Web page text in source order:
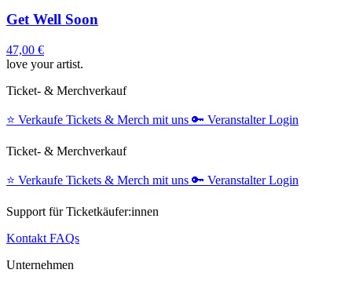
Get Well Soon
47,00 €
love your artist.
Ticket- & Merchverkauf
⭐️ Verkaufe Tickets & Merch mit uns 🔑 Veranstalter Login
Ticket- & Merchverkauf
⭐️ Verkaufe Tickets & Merch mit uns 🔑 Veranstalter Login
Support für Ticketkäufer:innen
Kontakt FAQs
Unternehmen